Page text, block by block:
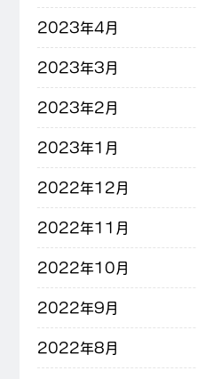
2023年4月
2023年3月
2023年2月
2023年1月
2022年12月
2022年11月
2022年10月
2022年9月
2022年8月